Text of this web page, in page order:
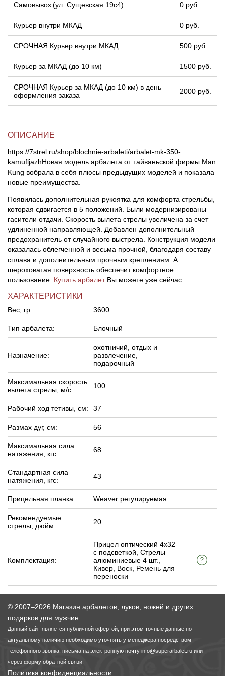
Самовывоз (ул. Сущевская 19с4) 0 руб.
Курьер внутри МКАД 0 руб.
СРОЧНАЯ Курьер внутри МКАД 500 руб.
Курьер за МКАД (до 10 км) 1500 руб.
СРОЧНАЯ Курьер за МКАД (до 10 км) в день
оформления заказа
2000 руб.
ОПИСАНИЕ
https://7strel.ru/shop/blochnie-arbaleti/arbalet-mk-350-
kamufljazhНовая модель арбалета от тайваньской фирмы Man
Kung вобрала в себя плюсы предыдущих моделей и показала
новые преимущества.
Появилась дополнительная рукоятка для комфорта стрельбы,
которая сдвигается в 5 положений. Были модернизированы
гасители отдачи. Скорость вылета стрелы увеличена за счет
удлиненной направляющей. Добавлен дополнительный
предохранитель от случайного выстрела. Конструкция модели
оказалась облегченной и весьма прочной, благодаря составу
сплава и дополнительным прочным креплениям. А
шероховатая поверхность обеспечит комфортное
пользование. Купить арбалетВы можете уже сейчас.
ХАРАКТЕРИСТИКИ
Вес, гр: 3600
Тип арбалета: Блочный
Назначение:
охотничий, отдых и
развлечение,
подарочный
Максимальная скорость
вылета стрелы, м/c:
100
Рабочий ход тетивы, см: 37
Размах дуг, см: 56
Максимальная сила
натяжения, кгс:
68
Стандартная сила
натяжения, кгс:
43
Прицельная планка: Weaver регулируемая
Рекомендуемые
стрелы, дюйм:
20
Комплектация:
Прицел оптический 4х32
с подсветкой, Стрелы
алюминиевые 4 шт.,
Кивер, Воск, Ремень для
переноски
© 2007–2026 Магазин арбалетов, луков, ножей и других
подарков для мужчин
Данный сайт является публичной офертой, при этом точные данные по
актуальному наличию необходимо уточнять у менеджера посредством
телефонного звонка, письма на электронную почту info@superarbalet.ru или
через форму обратной связи.
Политика конфиденциальности